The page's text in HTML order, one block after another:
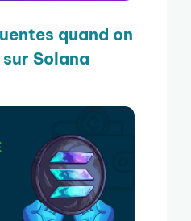
quand on
Solana